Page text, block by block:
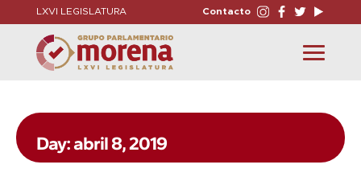
LXVI LEGISLATURA Contacto
Toggle
navigation
Day: abril 8, 2019